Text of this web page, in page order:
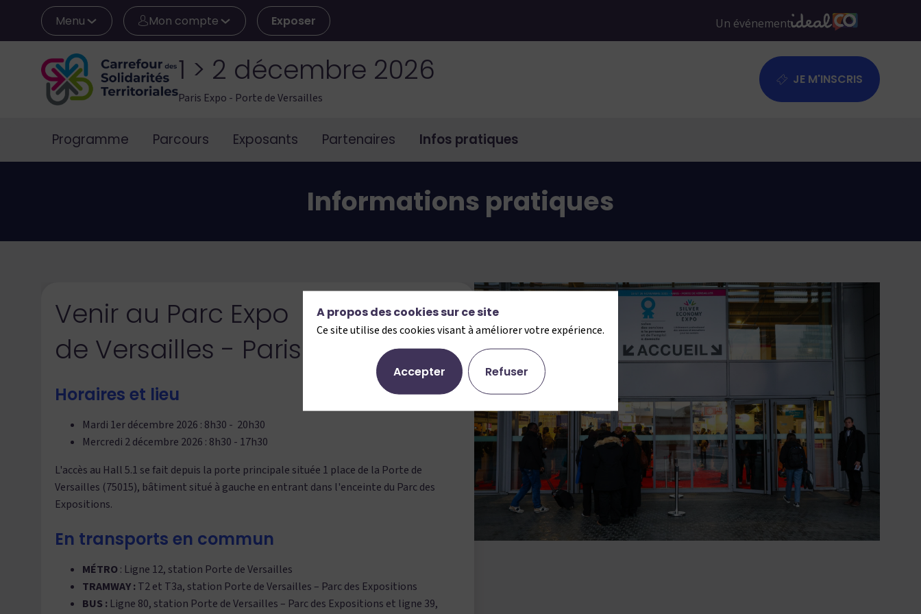
Menu Mon compte Exposer
1 > 2 décembre 2026
Paris Expo - Porte de Versailles
JE M'INSCRIS
Programme Parcours Exposants Partenaires Infos pratiques
Informations pratiques
Venir au Parc Expo
de Versailles - Paris
Horaires et lieu
Mardi 1er décembre 2026 : 8h30 - 20h30
Mercredi 2 décembre 2026 : 8h30 - 17h30
L'accès au Hall 5.1 se fait depuis la porte principale située 1 place de la Porte de
Versailles (75015), bâtiment situé à gauche en entrant dans l'enceinte du Parc des
Expositions.
En transports en commun
MÉTRO : Ligne 12, station Porte de Versailles
TRAMWAY : T2 et T3a, station Porte de Versailles – Parc des Expositions
BUS : Ligne 80, station Porte de Versailles – Parc des Expositions et ligne 39,
A propos des cookies sur ce site
Ce site utilise des cookies visant à améliorer votre expérience.
Accepter Refuser